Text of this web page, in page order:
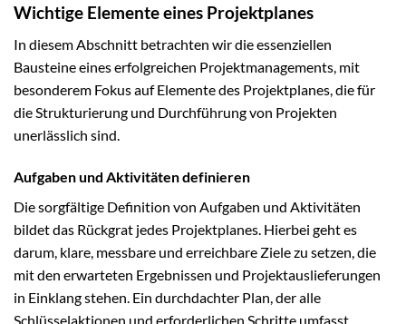
Wichtige Elemente eines Projektplanes
In diesem Abschnitt betrachten wir die essenziellen
Bausteine eines erfolgreichen Projektmanagements, mit
besonderem Fokus auf Elemente des Projektplanes, die für
die Strukturierung und Durchführung von Projekten
unerlässlich sind.
Aufgaben und Aktivitäten definieren
Die sorgfältige Definition von Aufgaben und Aktivitäten
bildet das Rückgrat jedes Projektplanes. Hierbei geht es
darum, klare, messbare und erreichbare Ziele zu setzen, die
mit den erwarteten Ergebnissen und Projektauslieferungen
in Einklang stehen. Ein durchdachter Plan, der alle
Schlüsselaktionen und erforderlichen Schritte umfasst,